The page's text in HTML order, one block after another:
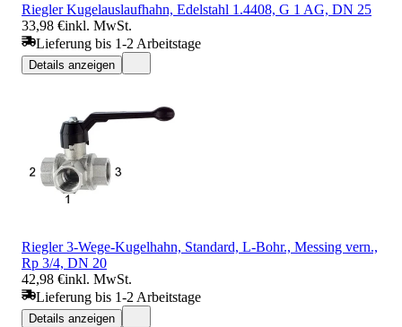
Riegler Kugelauslaufhahn, Edelstahl 1.4408, G 1 AG, DN 25
33,98 €inkl. MwSt.
Lieferung bis 1-2 Arbeitstage
Details anzeigen
Riegler 3-Wege-Kugelhahn, Standard, L-Bohr., Messing vern.,
Rp 3/4, DN 20
42,98 €inkl. MwSt.
Lieferung bis 1-2 Arbeitstage
Details anzeigen